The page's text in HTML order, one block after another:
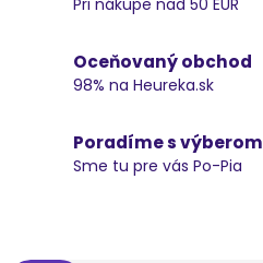
Oceňovaný obchod
98% na Heureka.sk
Poradíme s výberom
Sme tu pre vás Po-Pia